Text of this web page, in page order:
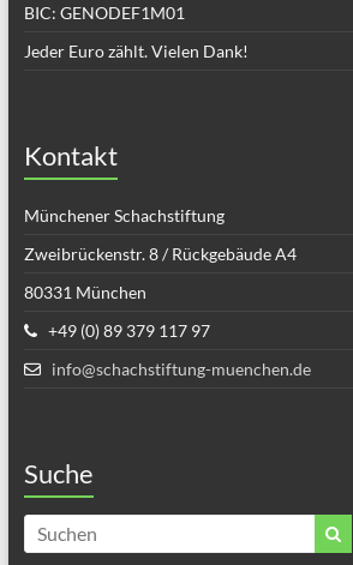
BIC: GENODEF1M01
Jeder Euro zählt. Vielen Dank!
Kontakt
Münchener Schachstiftung
Zweibrückenstr. 8 / Rückgebäude A4
80331 München
+49 (0) 89 379 117 97
info@schachstiftung-muenchen.de
Suche